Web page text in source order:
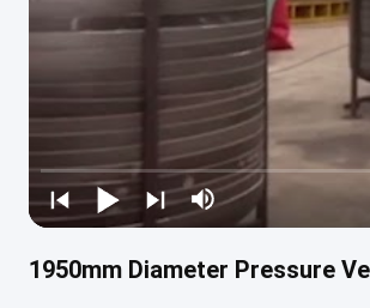
1950mm Diameter Pressure